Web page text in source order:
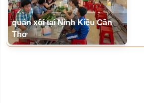
quán xôi tại Ninh Kiều Cần
Thơ